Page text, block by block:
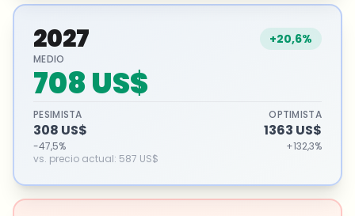
2027 +20,6%
MEDIO
708 US$
PESIMISTA
308 US$
-47,5%
OPTIMISTA
1363 US$
+132,3%
vs. precio actual: 587 US$